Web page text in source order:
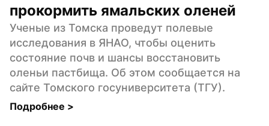
прокормить ямальских оленей
Ученые из Томска проведут полевые
исследования в ЯНАО, чтобы оценить
состояние почв и шансы восстановить
оленьи пастбища. Об этом сообщается на
сайте Томского госуниверситета (ТГУ).
Подробнее >